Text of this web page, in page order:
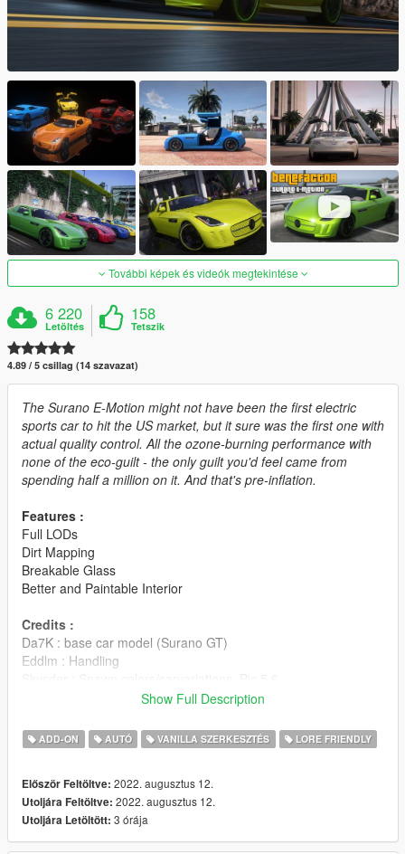
További képek és videók megtekintése
6 220
Letöltés
158
Tetszik
4.89 / 5 csillag (14 szavazat)
The Surano E-Motion might not have been the first electric
sports car to hit the US market, but it sure was the first one with
actual quality control. All the ozone-burning performance with
none of the eco-guilt - the only guilt you'd feel came from
spending half a million on it. And that's pre-inflation.
Features :
Full LODs
Dirt Mapping
Breakable Glass
Better and Paintable Interior
Credits :
Da7K : base car model (Surano GT)
Eddlm : Handling
MyCrystals! : Mod Page Description
Sangckrona : Testing
Vanillaworks Standard License Format (VSmLF-1.0)
By downloading this package and/or it's cumulative updates,
Show Full Description
ADD-ON AUTÓ VANILLA SZERKESZTÉS LORE FRIENDLY
Először Feltöltve: 2022. augusztus 12.
Utoljára Feltöltve: 2022. augusztus 12.
Utoljára Letöltött: 3 órája